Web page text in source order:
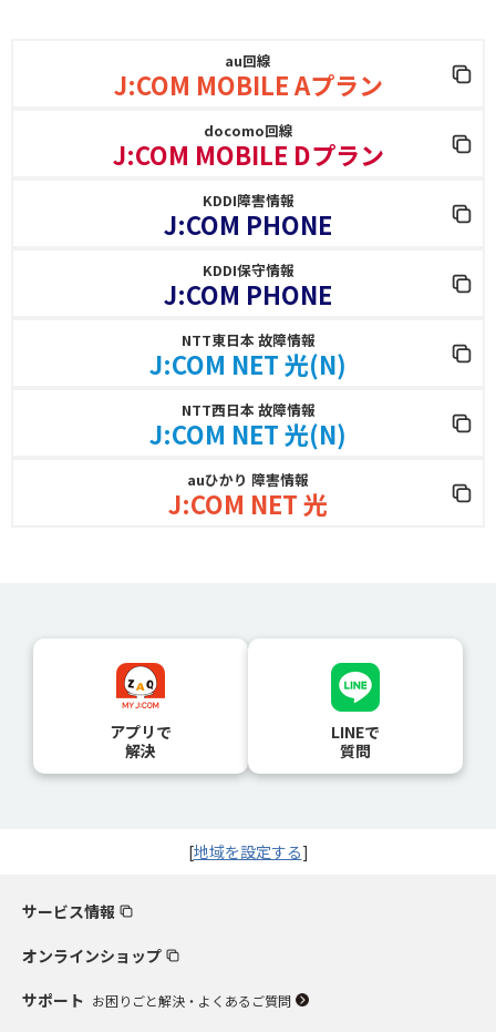
au回線
J:COM MOBILE Aプラン
docomo回線
J:COM MOBILE Dプラン
KDDI障害情報
J:COM PHONE
KDDI保守情報
J:COM PHONE
NTT東日本 故障情報
J:COM NET 光(N)
NTT西日本 故障情報
J:COM NET 光(N)
auひかり 障害情報
J:COM NET 光
アプリで
解決
LINEで
質問
[地域を設定する]
サービス情報
オンラインショップ
サポート お困りごと解決・よくあるご質問